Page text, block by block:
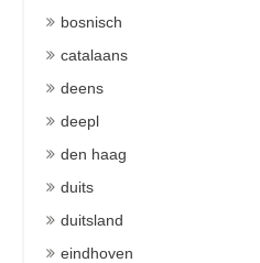
bosnisch
catalaans
deens
deepl
den haag
duits
duitsland
eindhoven